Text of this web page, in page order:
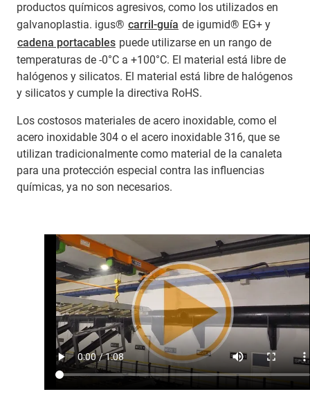
productos químicos agresivos, como los utilizados en
galvanoplastia. igus® carril-guía de igumid® EG+ y
cadena portacables puede utilizarse en un rango de
temperaturas de -0°C a +100°C. El material está libre de
halógenos y silicatos. El material está libre de halógenos
y silicatos y cumple la directiva RoHS.
Los costosos materiales de acero inoxidable, como el
acero inoxidable 304 o el acero inoxidable 316, que se
utilizan tradicionalmente como material de la canaleta
para una protección especial contra las influencias
químicas, ya no son necesarios.